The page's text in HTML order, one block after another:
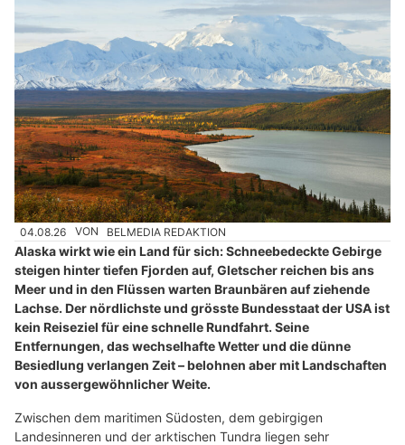
04.08.26 VON BELMEDIA REDAKTION
Alaska wirkt wie ein Land für sich: Schneebedeckte Gebirge
steigen hinter tiefen Fjorden auf, Gletscher reichen bis ans
Meer und in den Flüssen warten Braunbären auf ziehende
Lachse. Der nördlichste und grösste Bundesstaat der USA ist
kein Reiseziel für eine schnelle Rundfahrt. Seine
Entfernungen, das wechselhafte Wetter und die dünne
Besiedlung verlangen Zeit – belohnen aber mit Landschaften
von aussergewöhnlicher Weite.
Zwischen dem maritimen Südosten, dem gebirgigen
Landesinneren und der arktischen Tundra liegen sehr